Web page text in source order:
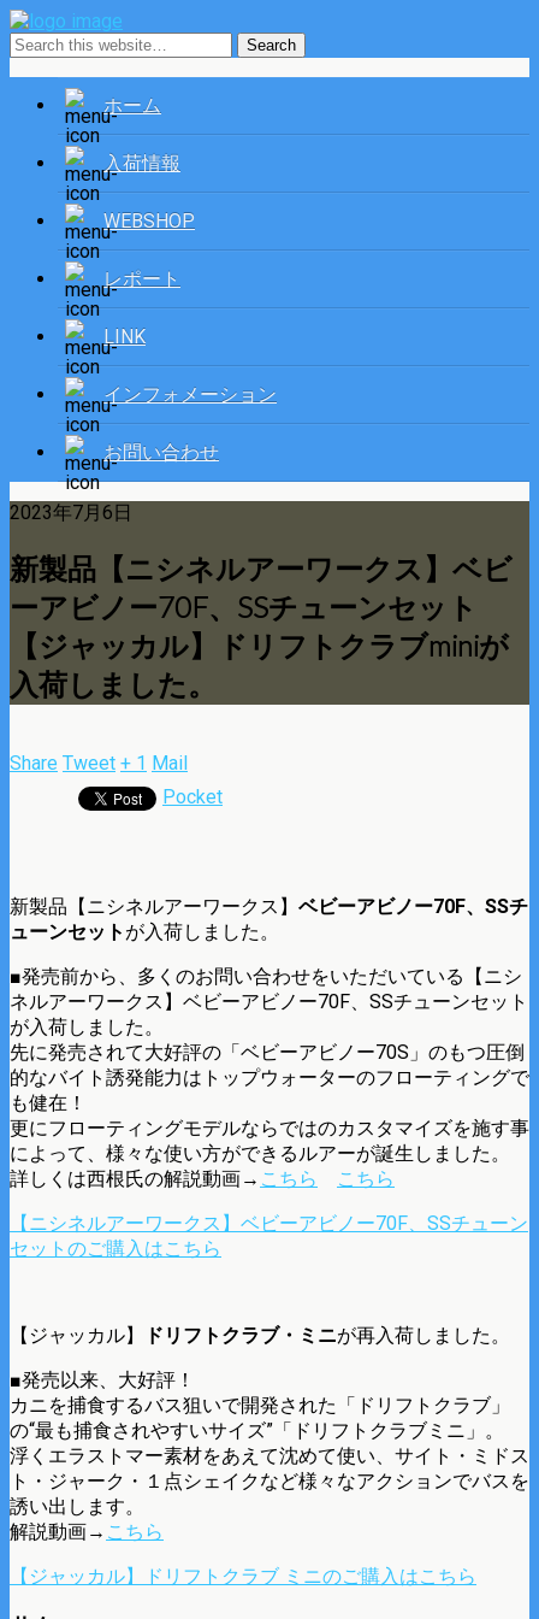
ホーム
入荷情報
WEBSHOP
レポート
LINK
インフォメーション
お問い合わせ
2023年7月6日
新製品【ニシネルアーワークス】ベビ
ーアビノー70F、SSチューンセット
【ジャッカル】ドリフトクラブminiが
入荷しました。
Share Tweet + 1 Mail
Pocket
新製品【ニシネルアーワークス】 ベビーアビノー70F、SSチ
ューンセット が入荷しました。
■発売前から、多くのお問い合わせをいただいている【ニシ
ネルアーワークス】ベビーアビノー70F、SSチューンセット
が入荷しました。
先に発売されて大好評の「ベビーアビノー70S」のもつ圧倒
的なバイト誘発能力はトップウォーターのフローティングで
も健在！
更にフローティングモデルならではのカスタマイズを施す事
によって、様々な使い方ができるルアーが誕生しました。
詳しくは西根氏の解説動画→ こちら
こちら
【ニシネルアーワークス】ベビーアビノー70F、SSチューン
セットのご購入はこちら
【ジャッカル】 ドリフトクラブ・ミニが再入荷しました。
■発売以来、大好評！
カニを捕食するバス狙いで開発された「ドリフトクラブ」
の“最も捕食されやすいサイズ”「ドリフトクラブミニ」。
浮くエラストマー素材をあえて沈めて使い、サイト・ミドス
ト・ジャーク・１点シェイクなど様々なアクションでバスを
誘い出します。
解説動画→ こちら
【ジャッカル】ドリフトクラブ ミニのご購入はこちら